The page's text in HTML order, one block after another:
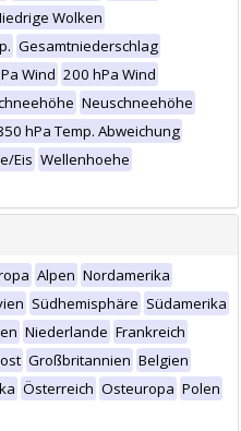
Wolken
Gesamtniederschlag
Wind 200 hPa Wind
Neuschneehöhe
hPa Temp. Abweichung
Eis Wellenhoehe
Alpen Nordamerika
Südhemisphäre Südamerika
Niederlande Frankreich
Großbritannien Belgien
Österreich Osteuropa Polen